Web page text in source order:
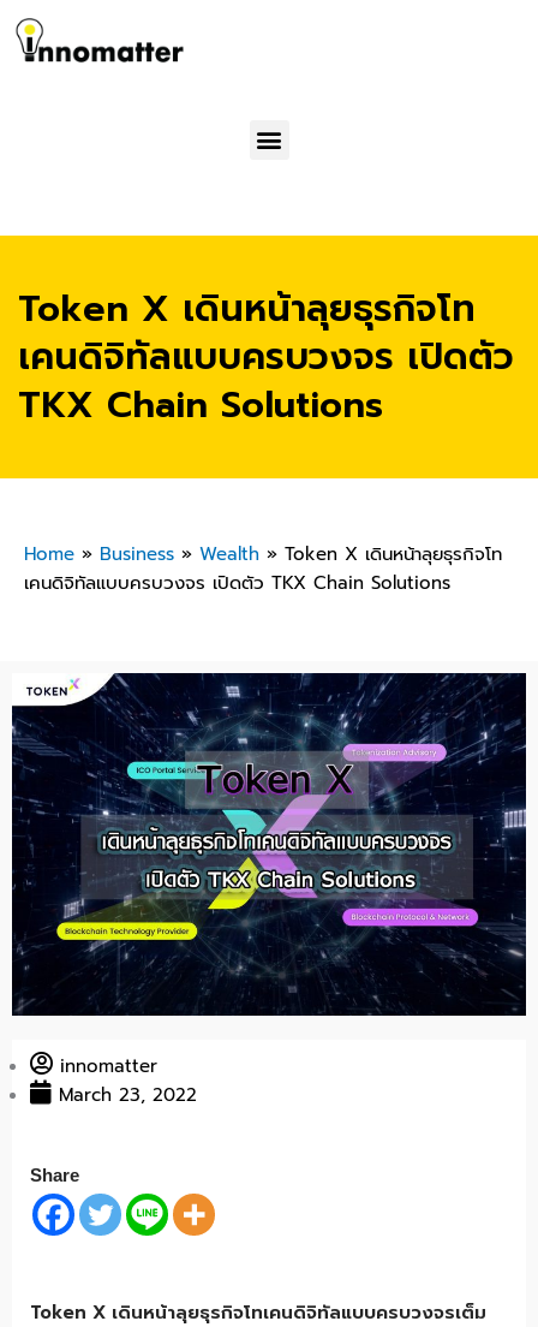
Menu
Token X เดินหน้าลุยธุรกิจโท
เคนดิจิทัลแบบครบวงจร เปิดตัว
TKX Chain Solutions
Home » Business » Wealth » Token X เดินหน้าลุยธุรกิจโท
เคนดิจิทัลแบบครบวงจร เปิดตัว TKX Chain Solutions
innomatter
March 23, 2022
Share
Token X เดินหน้าลุยธุรกิจโทเคนดิจิทัลแบบครบวงจรเต็ม